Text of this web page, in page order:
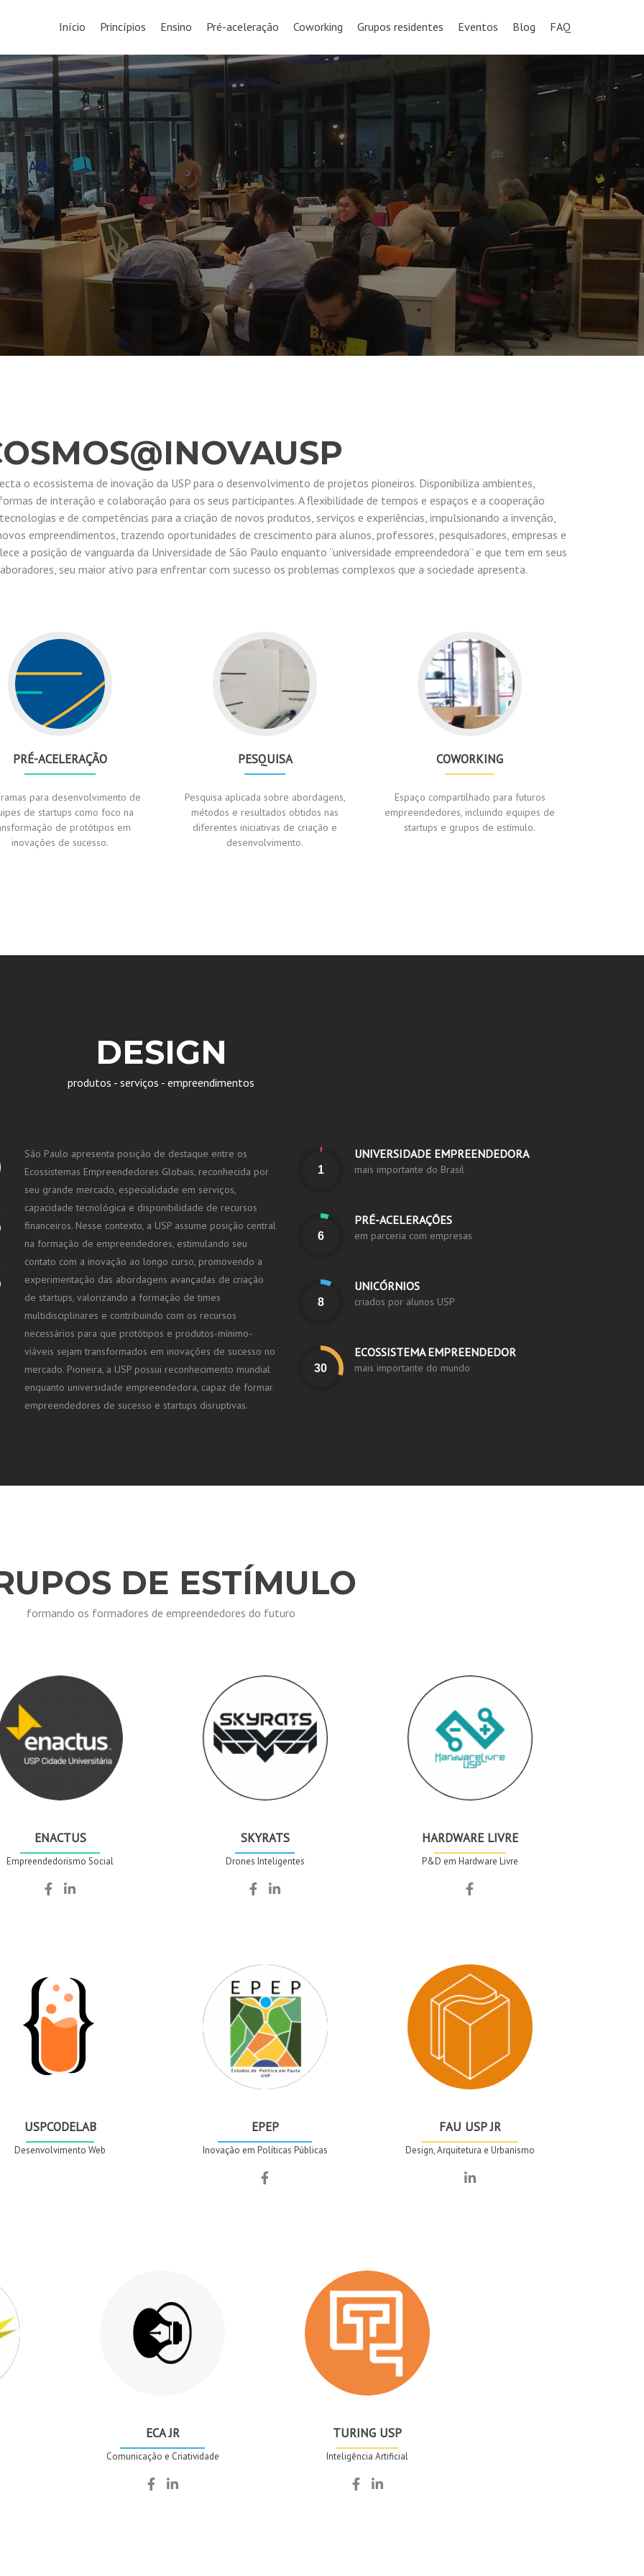
Início Princípios Ensino Pré-aceleração Coworking Grupos residentes Eventos Blog FAQ
o ecossistema de inovação da USP para o desenvolvimento de projetos pioneiros. Disponibiliza ambientes,
de interação e colaboração para os seus participantes. A flexibilidade de tempos e espaços e a cooperação
e de competências para a criação de novos produtos, serviços e experiências, impulsionando a invenção,
empreendimentos, trazendo oportunidades de crescimento para alunos, professores, pesquisadores, empresas e
a posição de vanguarda da Universidade de São Paulo enquanto “universidade empreendedora” e que tem em seus
seu maior ativo para enfrentar com sucesso os problemas complexos que a sociedade apresenta.
PRÉ-ACELERAÇÃO
para desenvolvimento de
de startups como foco na
de protótipos em
inovações de sucesso.
PESQUISA
Pesquisa aplicada sobre abordagens,
métodos e resultados obtidos nas
diferentes iniciativas de criação e
desenvolvimento.
COWORKING
Espaço compartilhado para futuros
empreendedores, incluindo equipes de
startups e grupos de estímulo.
DESIGN
produtos - serviços - empreendimentos
São Paulo apresenta posição de destaque entre os
Ecossistemas Empreendedores Globais, reconhecida por
seu grande mercado, especialidade em serviços,
capacidade tecnológica e disponibilidade de recursos
financeiros. Nesse contexto, a USP assume posição central
na formação de empreendedores, estimulando seu
contato com a inovação ao longo curso, promovendo a
experimentação das abordagens avançadas de criação
de startups, valorizando a formação de times
multidisciplinares e contribuindo com os recursos
necessários para que protótipos e produtos-mínimo-
viáveis sejam transformados em inovações de sucesso no
mercado. Pioneira, a USP possui reconhecimento mundial
enquanto universidade empreendedora, capaz de formar
empreendedores de sucesso e startups disruptivas.
UNIVERSIDADE EMPREENDEDORA
mais importante do Brasil
PRÉ-ACELERAÇÕES
em parceria com empresas
UNICÓRNIOS
criados por alunos USP
ECOSSISTEMA EMPREENDEDOR
mais importante do mundo
DE ESTÍMULO
formando os formadores de empreendedores do futuro
ENACTUS
Empreendedorismo Social
SKYRATS
Drones Inteligentes
HARDWARE LIVRE
P&D em Hardware Livre
USPCODELAB
Desenvolvimento Web
EPEP
Inovação em Políticas Públicas
FAU USP JR
Design, Arquitetura e Urbanismo
ECA JR
Comunicação e Criatividade
TURING USP
Inteligência Artificial